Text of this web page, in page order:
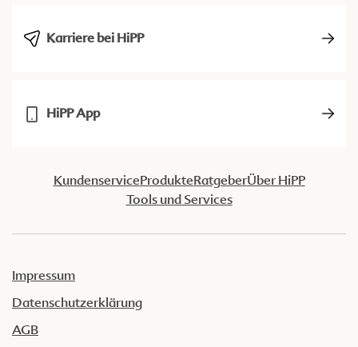
Karriere bei HiPP
HiPP App
KundenserviceProdukteRatgeberÜber HiPP
Tools und Services
Impressum
Datenschutzerklärung
AGB